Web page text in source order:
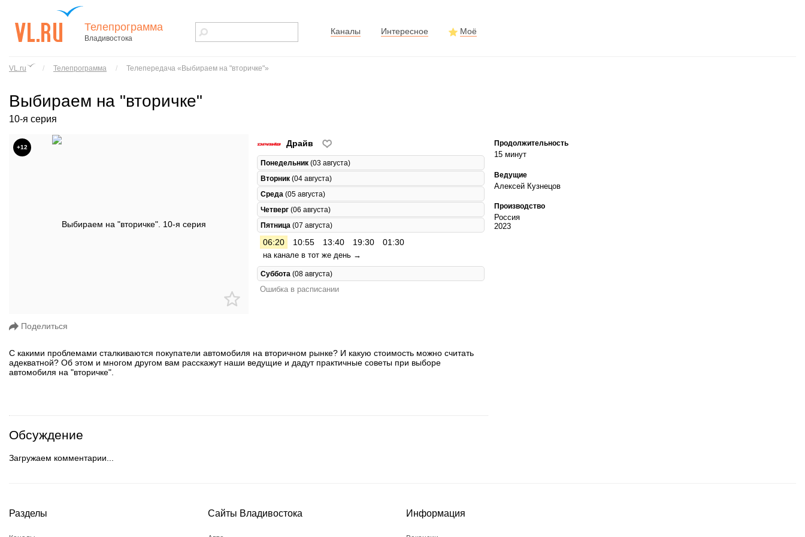
города
Владивостока
Телепрограмма
Владивостока
Каналы Интересное Моё
VL.ru / Телепрограмма / Телепередача «Выбираем на "вторичке"»
Выбираем на "вторичке"
10-я серия
+12
Поделиться
Драйв
Понедельник (03 августа)
Вторник (04 августа)
Среда (05 августа)
Четверг (06 августа)
Пятница (07 августа)
06:20 10:55 13:40 19:30 01:30
на канале в тот же день →
Суббота (08 августа)
Ошибка в расписании
С какими проблемами сталкиваются покупатели автомобиля на вторичном рынке? И какую стоимость можно считать
адекватной? Об этом и многом другом вам расскажут наши ведущие и дадут практичные советы при выборе
автомобиля на "вторичке".
Продолжительность
15 минут
Ведущие
Алексей Кузнецов
Производство
Россия
2023
Обсуждение
Загружаем комментарии...
Разделы Сайты Владивостока Информация